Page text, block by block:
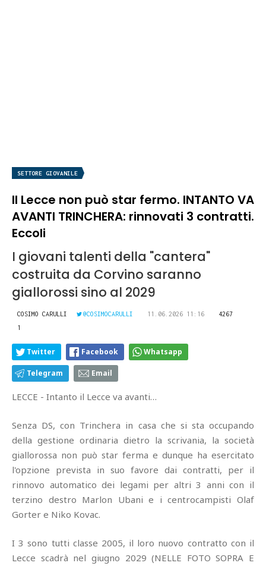
SETTORE GIOVANILE
Il Lecce non può star fermo. INTANTO VA
AVANTI TRINCHERA: rinnovati 3 contratti.
Eccoli
I giovani talenti della "cantera"
costruita da Corvino saranno
giallorossi sino al 2029
COSIMO CARULLI @COSIMOCARULLI 11.06.2026 11:16
4267
1
Twitter Facebook Whatsapp
Telegram Email
LECCE - Intanto il Lecce va avanti…
Senza DS, con Trinchera in casa che si sta occupando
della gestione ordinaria dietro la scrivania, la società
giallorossa non può star ferma e dunque ha esercitato
l'opzione prevista in suo favore dai contratti, per il
rinnovo automatico dei legami per altri 3 anni con il
terzino destro Marlon Ubani e i centrocampisti Olaf
Gorter e Niko Kovac.
I 3 sono tutti classe 2005, il loro nuovo contratto con il
Lecce scadrà nel giugno 2029 (NELLE FOTO SOPRA E